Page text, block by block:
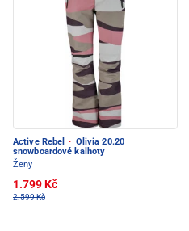
Active Rebel · Olivia 20.20
snowboardové kalhoty
Ženy
1.799 Kč
2.599 Kč